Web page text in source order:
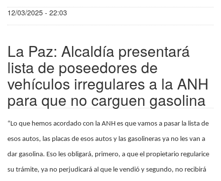
12/03/2025 - 22:03
La Paz: Alcaldía presentará
lista de poseedores de
vehículos irregulares a la ANH
para que no carguen gasolina
“Lo que hemos acordado con la ANH es que vamos a pasar la lista de
esos autos, las placas de esos autos y las gasolineras ya no les van a
dar gasolina. Eso les obligará, primero, a que el propietario regularice
su trámite, ya no perjudicará al que le vendió y segundo, no recibirá